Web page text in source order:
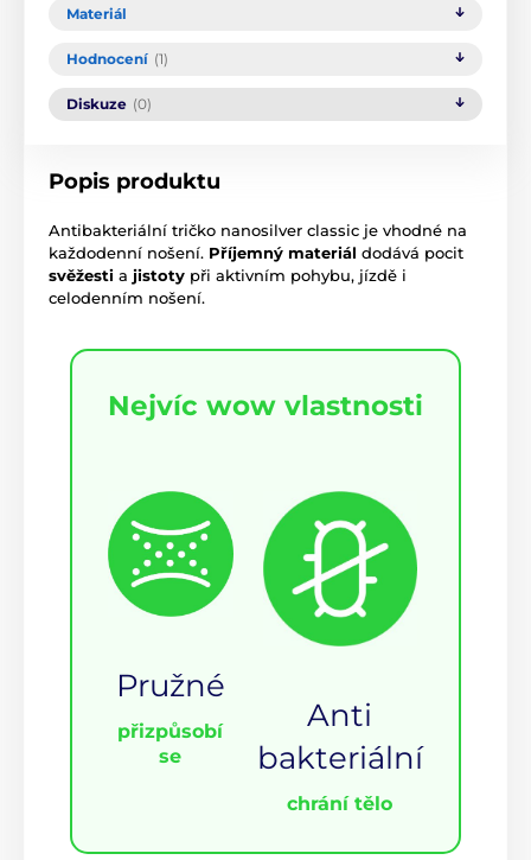
Materiál
Hodnocení (1)
Diskuze (0)
Popis produktu
Antibakteriální tričko nanosilver classic je vhodné na
každodenní nošení. Příjemný materiál dodává pocit
svěžesti a jistoty při aktivním pohybu, jízdě i
celodenním nošení.
Nejvíc wow vlastnosti
Pružné
přizpůsobí
se
Anti
bakteriální
chrání tělo